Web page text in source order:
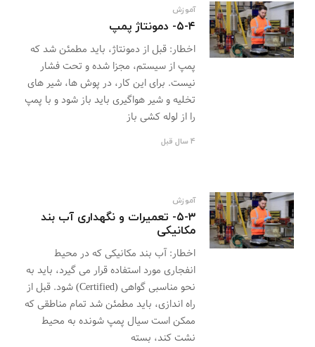
آموزش
۵-۴- دمونتاژ پمپ
اخطار: قبل از دمونتاژ، باید مطمئن شد که
پمپ از سیستم، مجزا شده و تحت فشار
نیست. برای این کار، در پوش ها، شیر های
تخلیه و شیر هواگیری باید باز شود و با پمپ
را از لوله کشی باز
4 سال قبل
آموزش
۵-۳- تعمیرات و نگهداری آب بند
مکانیکی
اخطار: آب بند مکانیکی که در محیط
انفجاری مورد استفاده قرار می گیرد، باید به
نحو مناسبی گواهی (Certified) شود. قبل از
راه اندازی، باید مطمئن شد تمام مناطقی که
ممکن است سیال پمپ شونده به محیط
نشت کند، بسته